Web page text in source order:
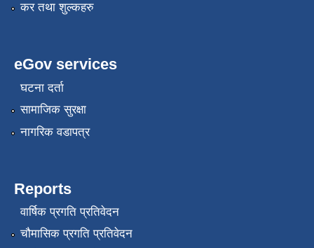
कर तथा शुल्कहरु
eGov services
घटना दर्ता
सामाजिक सुरक्षा
नागरिक वडापत्र
Reports
वार्षिक प्रगति प्रतिवेदन
चौमासिक प्रगति प्रतिवेदन